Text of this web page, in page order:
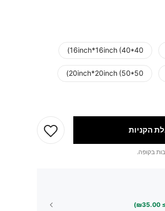
16inch*16inch (40*40)
20inch*20inch (50*50)
הקניות